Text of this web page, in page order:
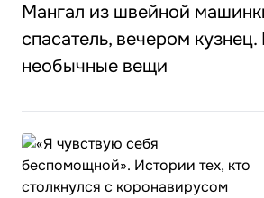
Мангал из швейной
спасатель, вечером
необычные вещи